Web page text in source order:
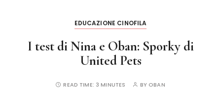
EDUCAZIONE CINOFILA
I test di Nina e Oban: Sporky di
United Pets
READ TIME: 3 MINUTES BY OBAN